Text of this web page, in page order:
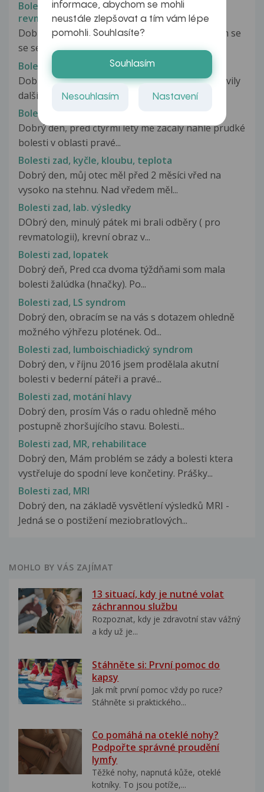
Bolesti zad, kožní potíže, podezření na
revmatické onemocnění, žena 39 let
Dobrý den, prosím vás, mám k Vám dotaz, léčím se
se seropozitivní revmatoidní...
Bolesti zad, krku při kašli
Dobrý den. Jen Vám chci dát vědět že se mi objevily
další obtíže. Když kašlu...
Bolesti zad, kyčle
Dobrý den, před čtyřmi lety mě začaly náhle prudké
bolesti v oblasti pravé...
Bolesti zad, kyčle, kloubu, teplota
Dobrý den, můj otec měl před 2 měsíci vřed na
vysoko na stehnu. Nad vředem měl...
Bolesti zad, lab. výsledky
DObrý den, minulý pátek mi brali odběry ( pro
revmatologii), krevní obraz v...
Bolesti zad, lopatek
Dobrý deň, Pred cca dvoma týždňami som mala
bolesti žalúdka (hnačky). Po...
Bolesti zad, LS syndrom
Dobrý den, obracím se na vás s dotazem ohledně
možného výhřezu plotének. Od...
Bolesti zad, lumboischiadický syndrom
Dobrý den, v říjnu 2016 jsem prodělala akutní
bolesti v bederní páteři a pravé...
Bolesti zad, motání hlavy
Dobrý den, prosím Vás o radu ohledně mého
postupně zhoršujícího stavu. Bolesti...
Bolesti zad, MR, rehabilitace
Dobrý den, Mám problém se zády a bolesti ktera
vystřeluje do spodní leve končetiny. Prášky...
Bolesti zad, MRI
Dobrý den, na základě vysvětlení výsledků MRI -
Jedná se o postižení meziobratlových...
MOHLO BY VÁS ZAJÍMAT
13 situací, kdy je nutné volat
záchrannou službu
Rozpoznat, kdy je zdravotní stav vážný
a kdy už je...
Stáhněte si: První pomoc do
kapsy
Jak mít první pomoc vždy po ruce?
Stáhněte si praktického...
Co pomáhá na oteklé nohy?
Podpořte správné proudění
lymfy
Těžké nohy, napnutá kůže, oteklé
kotníky. To jsou potíže,...
informace, abychom se mohli
neustále zlepšovat a tím vám lépe
pomohli. Souhlasíte?
Souhlasím
Nesouhlasím Nastavení